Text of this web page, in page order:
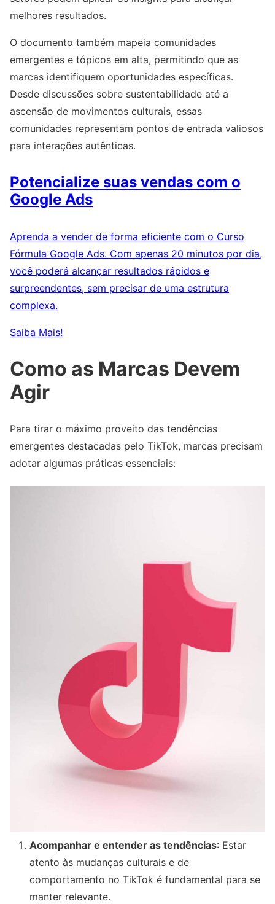
melhores resultados.
O documento também mapeia comunidades
emergentes e tópicos em alta, permitindo que as
marcas identifiquem oportunidades específicas.
Desde discussões sobre sustentabilidade até a
ascensão de movimentos culturais, essas
comunidades representam pontos de entrada valiosos
para interações autênticas.
Potencialize suas vendas com o
Google Ads
Aprenda a vender de forma eficiente com o Curso
Fórmula Google Ads. Com apenas 20 minutos por dia,
você poderá alcançar resultados rápidos e
surpreendentes, sem precisar de uma estrutura
complexa.
Saiba Mais!
Como as Marcas Devem
Agir
Para tirar o máximo proveito das tendências
emergentes destacadas pelo TikTok, marcas precisam
adotar algumas práticas essenciais:
Acompanhar e entender as tendências: Estar
atento às mudanças culturais e de
comportamento no TikTok é fundamental para se
manter relevante.